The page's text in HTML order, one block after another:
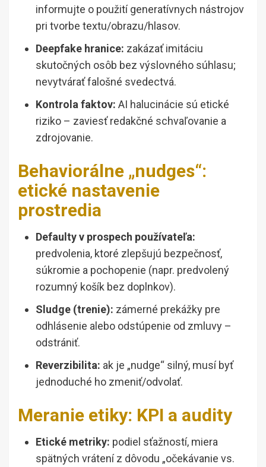
informujte o použití generatívnych nástrojov
pri tvorbe textu/obrazu/hlasov.
Deepfake hranice: zakázať imitáciu
skutočných osôb bez výslovného súhlasu;
nevytvárať falošné svedectvá.
Kontrola faktov: AI halucinácie sú etické
riziko – zaviesť redakčné schvaľovanie a
zdrojovanie.
Behaviorálne „nudges“:
etické nastavenie
prostredia
Defaulty v prospech používateľa:
predvolenia, ktoré zlepšujú bezpečnosť,
súkromie a pochopenie (napr. predvolený
rozumný košík bez doplnkov).
Sludge (trenie): zámerné prekážky pre
odhlásenie alebo odstúpenie od zmluvy –
odstrániť.
Reverzibilita: ak je „nudge“ silný, musí byť
jednoduché ho zmeniť/odvolať.
Meranie etiky: KPI a audity
Etické metriky: podiel sťažností, miera
spätných vrátení z dôvodu „očekávanie vs.